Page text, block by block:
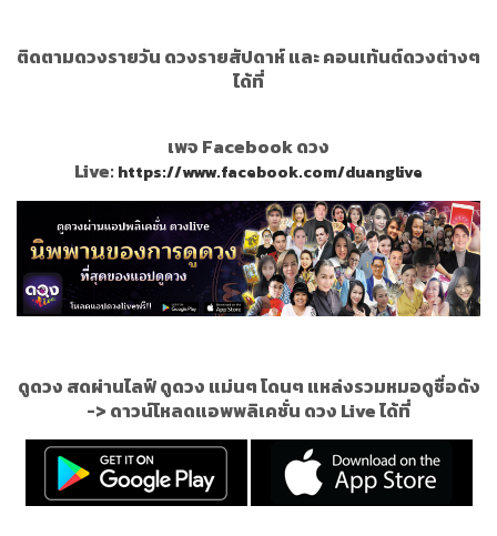
ติดตามดวงรายวัน ดวงรายสัปดาห์ และ คอนเท้นต์ดวงต่างๆ
ได้ที่
เพจ Facebook ดวง
Live:https://www.facebook.com/duanglive
ดูดวง สดผ่านไลฟ์ ดูดวง แม่นๆ โดนๆ แหล่งรวมหมอดูชื่อดัง
-> ดาวน์โหลดแอพพลิเคชั่น ดวง Live ได้ที่